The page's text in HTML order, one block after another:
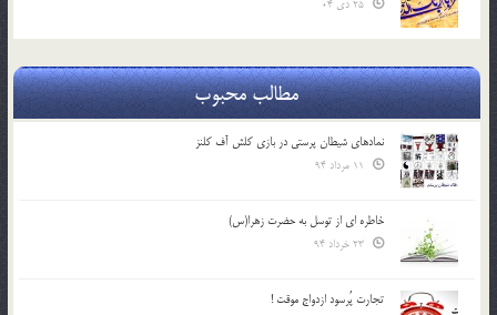
مطالب محبوب
نمادهای شیطان پرستی در بازی کلش آف کلنز
خاطره ای از توسل به حضرت زهرا(س)
تجارت پُرسود ازدواج موقت !